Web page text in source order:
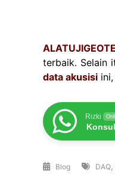
terbaik. Selain
data akusisi
Rizki
Blog DAQ,